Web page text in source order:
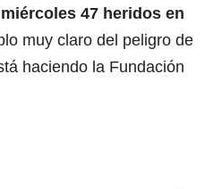
47 heridos en
muy claro del peligro de
haciendo la Fundación